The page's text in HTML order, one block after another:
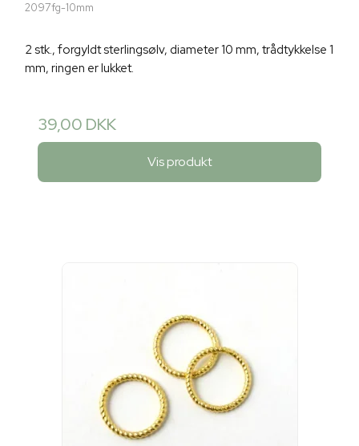
2097fg-10mm
2 stk., forgyldt sterlingsølv, diameter 10 mm, trådtykkelse 1
mm, ringen er lukket.
39,00 DKK
Vis produkt